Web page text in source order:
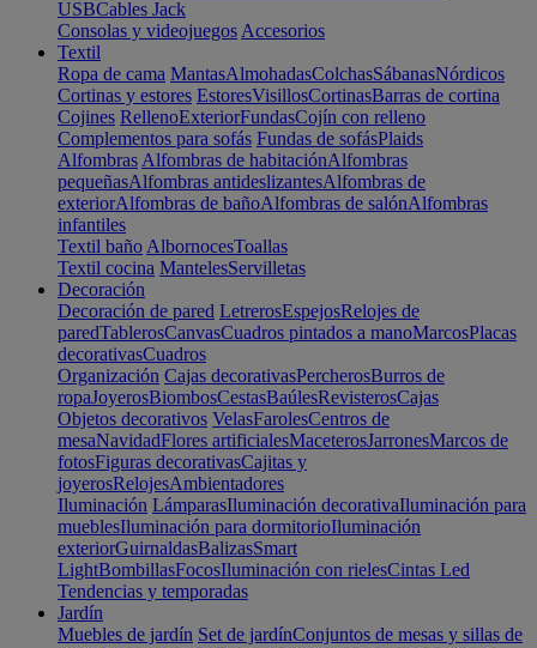
USBCables Jack
Consolas y videojuegos Accesorios
Textil
Ropa de cama MantasAlmohadasColchasSábanasNórdicos
Cortinas y estores EstoresVisillosCortinasBarras de cortina
Cojines RellenoExteriorFundasCojín con relleno
Complementos para sofás Fundas de sofásPlaids
Alfombras Alfombras de habitaciónAlfombras
pequeñasAlfombras antideslizantesAlfombras de
exteriorAlfombras de bañoAlfombras de salónAlfombras
infantiles
Textil baño AlbornocesToallas
Textil cocina MantelesServilletas
Decoración
Decoración de pared LetrerosEspejosRelojes de
paredTablerosCanvasCuadros pintados a manoMarcosPlacas
decorativasCuadros
Organización Cajas decorativasPercherosBurros de
ropaJoyerosBiombosCestasBaúlesRevisterosCajas
Objetos decorativos VelasFarolesCentros de
mesaNavidadFlores artificialesMaceterosJarronesMarcos de
fotosFiguras decorativasCajitas y
joyerosRelojesAmbientadores
Iluminación LámparasIluminación decorativaIluminación para
mueblesIluminación para dormitorioIluminación
exteriorGuirnaldasBalizasSmart
LightBombillasFocosIluminación con rielesCintas Led
Tendencias y temporadas
Jardín
Muebles de jardín Set de jardínConjuntos de mesas y sillas de